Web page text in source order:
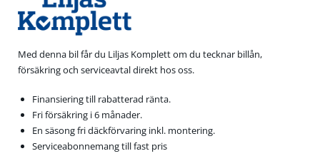
Med denna bil får du Liljas Komplett om du tecknar billån,
försäkring och serviceavtal direkt hos oss.
Finansiering till rabatterad ränta.
Fri försäkring i 6 månader.
En säsong fri däckförvaring inkl. montering.
Serviceabonnemang till fast pris